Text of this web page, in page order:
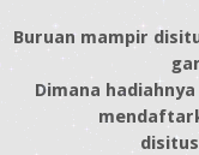
Buruan mampir
Dimana
disitus